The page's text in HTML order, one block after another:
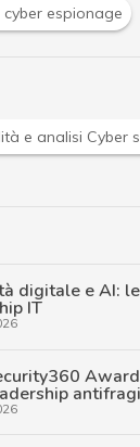
M
e Malware: le
digitale e AI:
IT